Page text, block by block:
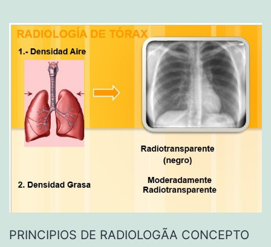
PRINCIPIOS DE RADIOLOGÃA CONCEPTO